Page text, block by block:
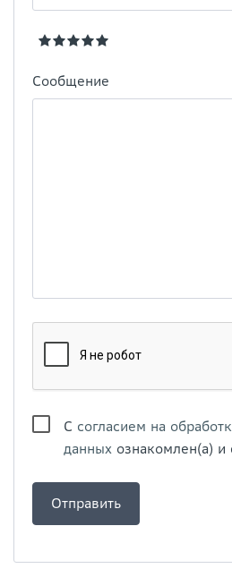
Сообщение
С согласием на
данных ознакомлен(а) и